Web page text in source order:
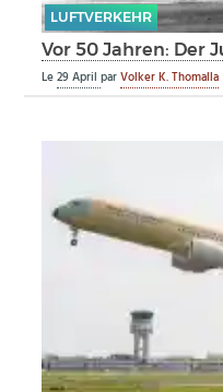
LUFTVERKEHR
Vor 50 Jahren: Der
Le29 AprilparVolker K. Thomalla